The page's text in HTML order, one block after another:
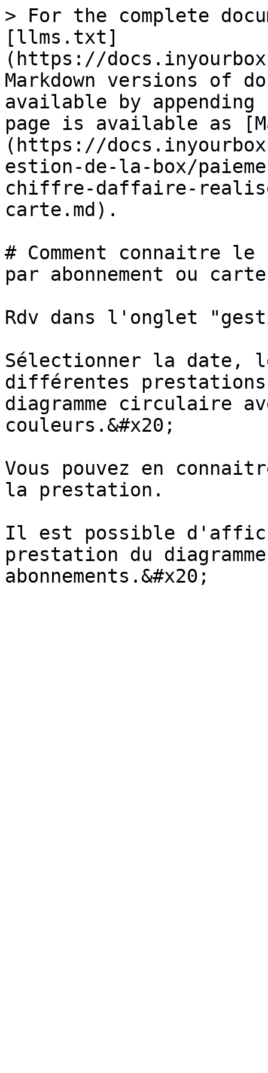
> For the complete
[llms.txt]
(https://
Markdown versions of
available by
page is available as
(https://
estion-de-la-box/
chiffre-daffaire-
carte.md).
# Comment connaitre
par abonnement ou
Rdv dans l'onglet
Sélectionner la
différentes
diagramme circulaire
couleurs.&#x20;
Vous pouvez en
la prestation.
Il est possible
prestation du